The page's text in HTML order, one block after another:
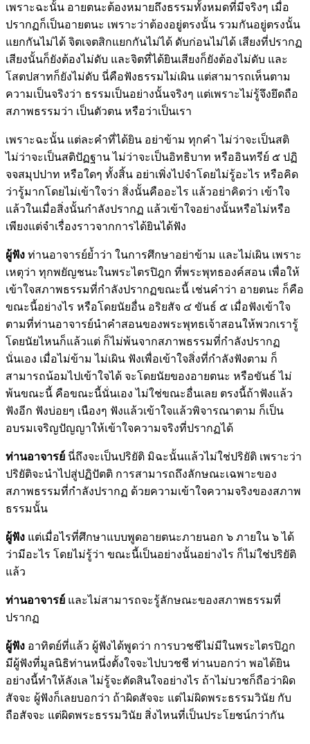
เพราะฉะนั้น อายตนะต้องหมายถึงธรรมทั้งหมดที่มีจริงๆ เมื่อ
ปรากฏก็เป็นอายตนะ เพราะว่าต้องอยู่ตรงนั้น รวมกันอยู่ตรงนั้น
แยกกันไม่ได้ จิตเจตสิกแยกกันไม่ได้ ดับก่อนไม่ได้ เสียงที่ปรากฏ
เสียงนั้นก็ยังต้องไม่ดับ และจิตที่ได้ยินเสียงก็ยังต้องไม่ดับ และ
โสตปสาทก็ยังไม่ดับ นี่คือฟังธรรมไม่เผิน แต่สามารถเห็นตาม
ความเป็นจริงว่า ธรรมเป็นอย่างนั้นจริงๆ แต่เพราะไม่รู้จึงยึดถือ
สภาพธรรมว่า เป็นตัวตน หรือว่าเป็นเรา
เพราะฉะนั้น แต่ละคำที่ได้ยิน อย่าข้าม ทุกคำ ไม่ว่าจะเป็นสติ
ไม่ว่าจะเป็นสติปัฏฐาน ไม่ว่าจะเป็นอิทธิบาท หรืออินทรีย์ ๕ ปฏิ
จจสมุปปาท หรือใดๆ ทั้งสิ้น อย่าเพิ่งไปจำโดยไม่รู้อะไร หรือคิด
ว่ารู้มากโดยไม่เข้าใจว่า สิ่งนั้นคืออะไร แล้วอย่าคิดว่า เข้าใจ
แล้วในเมื่อสิ่งนั้นกำลังปรากฏ แล้วเข้าใจอย่างนั้นหรือไม่หรือ
เพียงแต่จำเรื่องราวจากการได้ยินได้ฟัง
ผู้ฟัง ท่านอาจารย์ย้ำว่า ในการศึกษาอย่าข้าม และไม่เผิน เพราะ
เหตุว่า ทุกพยัญชนะในพระไตรปิฎก ที่พระพุทธองค์สอน เพื่อให้
เข้าใจสภาพธรรมที่กำลังปรากฏขณะนี้ เช่นคำว่า อายตนะ ก็คือ
ขณะนี้อย่างไร หรือโดยนัยอื่น อริยสัจ ๔ ขันธ์ ๕ เมื่อฟังเข้าใจ
ตามที่ท่านอาจารย์นำคำสอนของพระพุทธเจ้าสอนให้พวกเรารู้
โดยนัยไหนก็แล้วแต่ ก็ไม่พ้นจากสภาพธรรมที่กำลังปรากฏ
นั่นเอง เมื่อไม่ข้าม ไม่เผิน ฟังเพื่อเข้าใจสิ่งที่กำลังฟังตาม ก็
สามารถน้อมไปเข้าใจได้ จะโดยนัยของอายตนะ หรือขันธ์ ไม่
พ้นขณะนี้ คือขณะนี้นั่นเอง ไม่ใช่ขณะอื่นเลย ตรงนี้ถ้าฟังแล้ว
ฟังอีก ฟังบ่อยๆ เนืองๆ ฟังแล้วเข้าใจแล้วพิจารณาตาม ก็เป็น
อบรมเจริญปัญญาให้เข้าใจความจริงที่ปรากฏได้
ท่านอาจารย์ นี่ถึงจะเป็นปริยัติ มิฉะนั้นแล้วไม่ใช่ปริยัติ เพราะว่า
ปริยัติจะนำไปสู่ปฏิปัตติ การสามารถถึงลักษณะเฉพาะของ
สภาพธรรมที่กำลังปรากฏ ด้วยความเข้าใจความจริงของสภาพ
ธรรมนั้น
ผู้ฟัง แต่เมื่อไรที่ศึกษาแบบพูดอายตนะภายนอก ๖ ภายใน ๖ ได้
ว่ามีอะไร โดยไม่รู้ว่า ขณะนี้เป็นอย่างนั้นอย่างไร ก็ไม่ใช่ปริยัติ
แล้ว
ท่านอาจารย์ และไม่สามารถจะรู้ลักษณะของสภาพธรรมที่
ปรากฏ
ผู้ฟัง อาทิตย์ที่แล้ว ผู้ฟังได้พูดว่า การบวชชีไม่มีในพระไตรปิฎก
มีผู้ฟังที่มูลนิธิท่านหนึ่งตั้งใจจะไปบวชชี ท่านบอกว่า พอได้ยิน
อย่างนี้ทำให้ลังเล ไม่รู้จะตัดสินใจอย่างไร ถ้าไม่บวชก็ถือว่าผิด
สัจจะ ผู้ฟังก็เลยบอกว่า ถ้าผิดสัจจะ แต่ไม่ผิดพระธรรมวินัย กับ
ถือสัจจะ แต่ผิดพระธรรมวินัย สิ่งไหนที่เป็นประโยชน์กว่ากัน